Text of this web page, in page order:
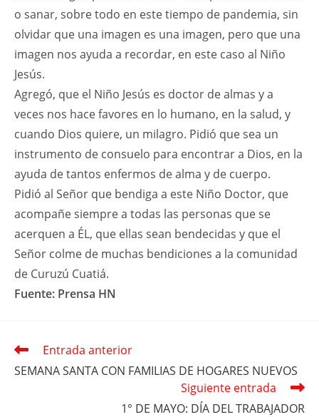
o sanar, sobre todo en este tiempo de pandemia, sin
olvidar que una imagen es una imagen, pero que una
imagen nos ayuda a recordar, en este caso al Niño
Jesús.
Agregó, que el Niño Jesús es doctor de almas y a
veces nos hace favores en lo humano, en la salud, y
cuando Dios quiere, un milagro. Pidió que sea un
instrumento de consuelo para encontrar a Dios, en la
ayuda de tantos enfermos de alma y de cuerpo.
Pidió al Señor que bendiga a este Niño Doctor, que
acompañe siempre a todas las personas que se
acerquen a ÉL, que ellas sean bendecidas y que el
Señor colme de muchas bendiciones a la comunidad
de Curuzú Cuatiá.
Fuente: Prensa HN
Leer
artículos
Entrada anterior
SEMANA SANTA CON FAMILIAS DE HOGARES NUEVOS
Siguiente entrada
1° DE MAYO: DÍA DEL TRABAJADOR